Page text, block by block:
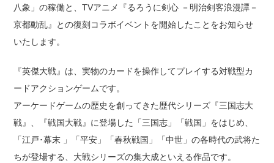
八象」の稼働と、TVアニメ『るろうに剣心 －明治剣客浪漫譚－
京都動乱』との復刻コラボイベントを開始したことをお知らせ
いたします。
『英傑大戦』は、実物のカードを操作してプレイする対戦型カ
ードアクションゲームです。
アーケードゲームの歴史を創ってきた歴代シリーズ『三国志大
戦』、『戦国大戦』に登場した「三国志」「戦国」をはじめ、
「江戸･幕末 」「平安」「春秋戦国」「中世」の各時代の武将た
ちが登場する、大戦シリーズの集大成といえる作品です。